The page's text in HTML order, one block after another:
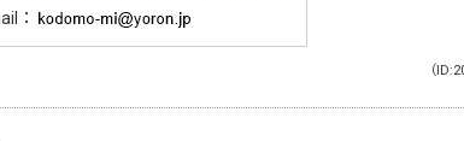
：
（